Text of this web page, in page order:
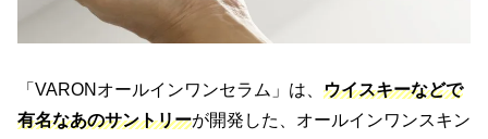
「VARONオールインワンセラム」は、 ウイスキーなどで
有名なあのサントリーが開発した、オールインワンスキン